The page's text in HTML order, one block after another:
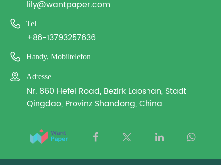
lily@wantpaper.com
 Tel
+86-13793257636
 Handy, Mobiltelefon
 Adresse
Nr. 860 Hefei Road, Bezirk Laoshan, Stadt
Qingdao, Provinz Shandong, China